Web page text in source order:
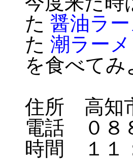
た 醤油ラ
た 潮ラー
を食べてみ
住所 高知
電話 ０８
時間 １１